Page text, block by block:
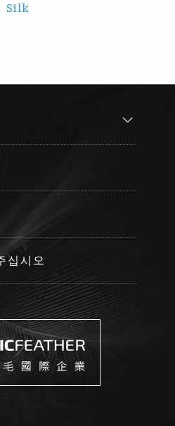
Silk
십시오